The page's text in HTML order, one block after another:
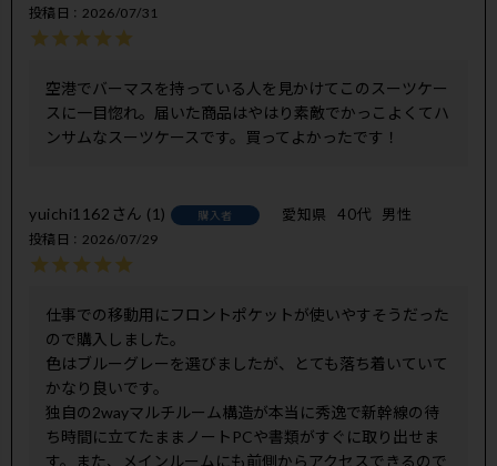
投稿日 2026/07/31
空港でバーマスを持っている人を見かけてこのスーツケー
スに一目惚れ。届いた商品はやはり素敵でかっこよくてハ
ンサムなスーツケースです。買ってよかったです！
yuichi1162 1 購入者 愛知県 40代 男性
投稿日 2026/07/29
仕事での移動用にフロントポケットが使いやすそうだった
ので購入しました。
色はブルーグレーを選びましたが、とても落ち着いていて
かなり良いです。
独自の2wayマルチルーム構造が本当に秀逸で新幹線の待
ち時間に立てたままノートPCや書類がすぐに取り出せま
す。また、メインルームにも前側からアクセスできるので